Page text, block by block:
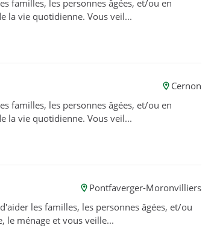
familles, les personnes âgées, et/ou en
la vie quotidienne. Vous veil...
Cernon
familles, les personnes âgées, et/ou en
la vie quotidienne. Vous veil...
Pontfaverger-Moronvilliers
les familles, les personnes âgées, et/ou
le ménage et vous veille...